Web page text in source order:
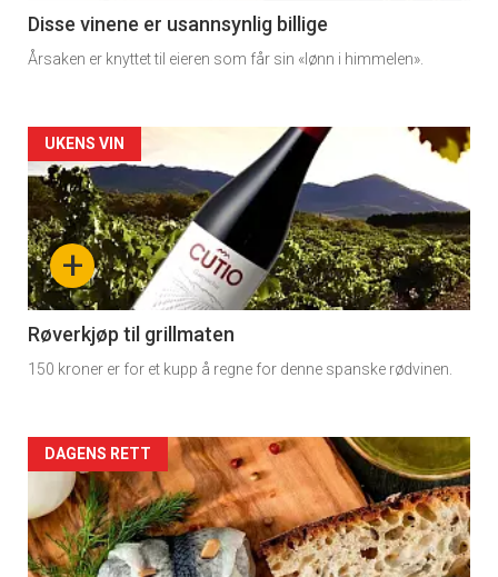
11
Dagens
rett
Disse vinene er usannsynlig billige
Årsaken er knyttet til eieren som får sin «lønn i himmelen».
Artikler
detail
-
section
11
Dagens
rett
2
+
UKENS VIN
Røverkjøp til grillmaten
150 kroner er for et kupp å regne for denne spanske rødvinen.
Artikler
detail
-
DAGENS RETT